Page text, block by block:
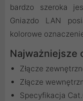
bardzo szeroka
Gniazdo LAN
kolorowe
Najważniejsze
Złącze
Złącze
Specyfikacja